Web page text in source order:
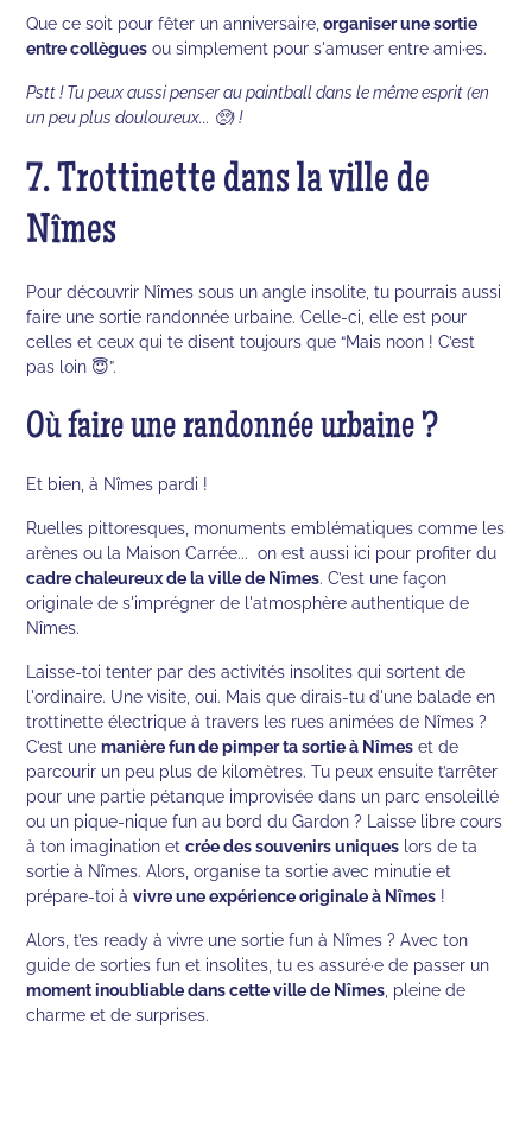
Que ce soit pour fêter un anniversaire, organiser une sortie
entre collègues ou simplement pour s'amuser entre ami·es.
Pstt ! Tu peux aussi penser au paintball dans le même esprit (en
un peu plus douloureux... 🥺) !
7. Trottinette dans la ville de
Nîmes
Pour découvrir Nîmes sous un angle insolite, tu pourrais aussi
faire une sortie randonnée urbaine. Celle-ci, elle est pour
celles et ceux qui te disent toujours que “Mais noon ! C’est
pas loin 😇”.
Où faire une randonnée urbaine ?
Et bien, à Nîmes pardi !
Ruelles pittoresques, monuments emblématiques comme les
arènes ou la Maison Carrée... on est aussi ici pour profiter du
cadre chaleureux de la ville de Nîmes. C’est une façon
originale de s'imprégner de l'atmosphère authentique de
Nîmes.
Laisse-toi tenter par des activités insolites qui sortent de
l'ordinaire. Une visite, oui. Mais que dirais-tu d'une balade en
trottinette électrique à travers les rues animées de Nîmes ?
C’est unemanière fun de pimper ta sortie à Nîmes et de
parcourir un peu plus de kilomètres. Tu peux ensuite t’arrêter
pour une partie pétanque improvisée dans un parc ensoleillé
ou un pique-nique fun au bord du Gardon ? Laisse libre cours
à ton imagination etcrée des souvenirs uniques lors de ta
sortie à Nîmes. Alors, organise ta sortie avec minutie et
prépare-toi àvivre une expérience originale à Nîmes !
Alors, t’es ready à vivre une sortie fun à Nîmes ? Avec ton
guide de sorties fun et insolites, tu es assuré·e de passer un
moment inoubliable dans cette ville de Nîmes , pleine de
charme et de surprises.